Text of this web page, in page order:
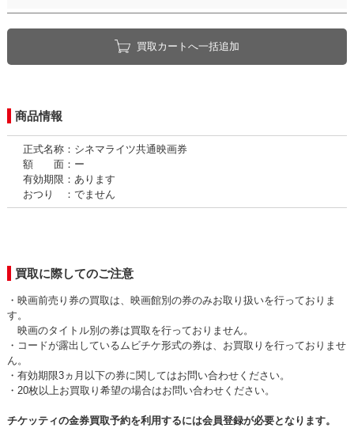
買取カートへ一括追加
商品情報
正式名称：シネマライツ共通映画券
額 面：ー
有効期限：あります
おつり ：でません
買取に際してのご注意
・映画前売り券の買取は、映画館別の券のみお取り扱いを行っておりま
す。
映画のタイトル別の券は買取を行っておりません。
・コードが露出しているムビチケ形式の券は、お買取りを行っておりませ
ん。
・有効期限3ヵ月以下の券に関してはお問い合わせください。
・20枚以上お買取り希望の場合はお問い合わせください。
チケッティの金券買取予約を利用するには会員登録が必要となります。